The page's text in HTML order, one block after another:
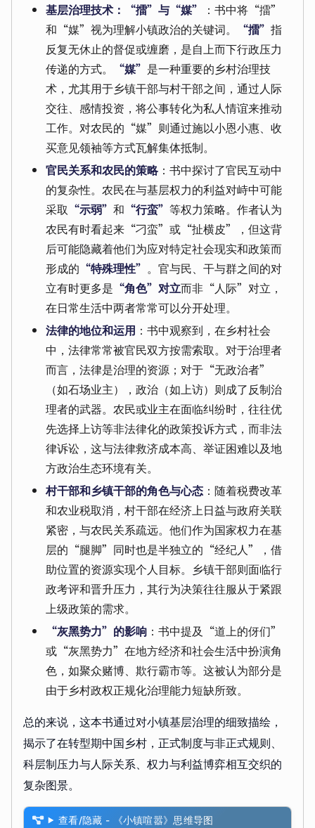
基层治理技术：“擂”与“媒”
：书中将“擂”
和“媒”视为理解小镇政治的关键词。
“擂” 指
反复无休止的督促或缠磨，是自上而下行政压力
传递的方式。
“媒” 是一种重要的乡村治理技
术，尤其用于乡镇干部与村干部之间，通过人际
交往、感情投资，将公事转化为私人情谊来推动
工作。对农民的“媒”则通过施以小恩小惠、收
买意见领袖等方式瓦解集体抵制。
官民关系和农民的策略：书中探讨了官民互动中
的复杂性。农民在与基层权力的利益对峙中可能
采取 “示弱” 和 “行蛮” 等权力策略。作者认为
农民有时看起来“刁蛮”或“扯横皮”，但这背
后可能隐藏着他们为应对特定社会现实和政策而
形成的 “特殊理性” 。官与民、干与群之间的对
立有时更多是 “角色”对立而非“人际”对立，
在日常生活中两者常常可以分开处理。
法律的地位和运用 ：书中观察到，在乡村社会
中，法律常常被官民双方按需索取。对于治理者
而言，法律是治理的资源；对于“无政治者”
（如石场业主），政治（如上访）则成了反制治
理者的武器。农民或业主在面临纠纷时，往往优
先选择上访等非法律化的政策投诉方式，而非法
律诉讼，这与法律救济成本高、举证困难以及地
方政治生态环境有关。
村干部和乡镇干部的角色与心态 ：随着税费改革
和农业税取消，村干部在经济上日益与政府关联
紧密，与农民关系疏远。他们作为国家权力在基
层的“腿脚”同时也是半独立的“经纪人”，借
助位置的资源实现个人目标。乡镇干部则面临行
政考评和晋升压力，其行为决策往往服从于紧跟
上级政策的需求。
“灰黑势力”的影响 ：书中提及“道上的伢们”
或“灰黑势力”在地方经济和社会生活中扮演角
色，如聚众赌博、欺行霸市等。这被认为部分是
由于乡村政权正规化治理能力短缺所致。
总的来说，这本书通过对小镇基层治理的细致描绘，
揭示了在转型期中国乡村，正式制度与非正式规则、
科层制压力与人际关系、权力与利益博弈相互交织的
复杂图景。
查看/隐藏 - 《小镇喧嚣》思维导图